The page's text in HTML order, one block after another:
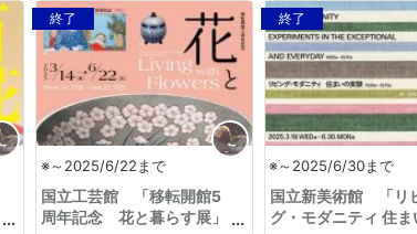
終了
※～2025/6/22まで
国立工芸館 「移転開館5
周年記念 花と暮らす展」
終了
※～2025/6/30まで
国立新美術館 「リ
グ・モダニティ 住ま